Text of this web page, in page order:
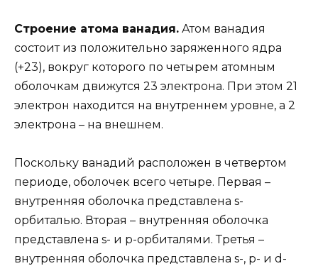
Строение атома ванадия. Атом ванадия
состоит из положительно заряженного ядра
(+23), вокруг которого по четырем атомным
оболочкам движутся 23 электрона. При этом 21
электрон находится на внутреннем уровне, а 2
электрона – на внешнем.
Поскольку ванадий расположен в четвертом
периоде, оболочек всего четыре. Первая –
внутренняя оболочка представлена s-
орбиталью. Вторая – внутренняя оболочка
представлена s- и р-орбиталями. Третья –
внутренняя оболочка представлена s-, р- и d-